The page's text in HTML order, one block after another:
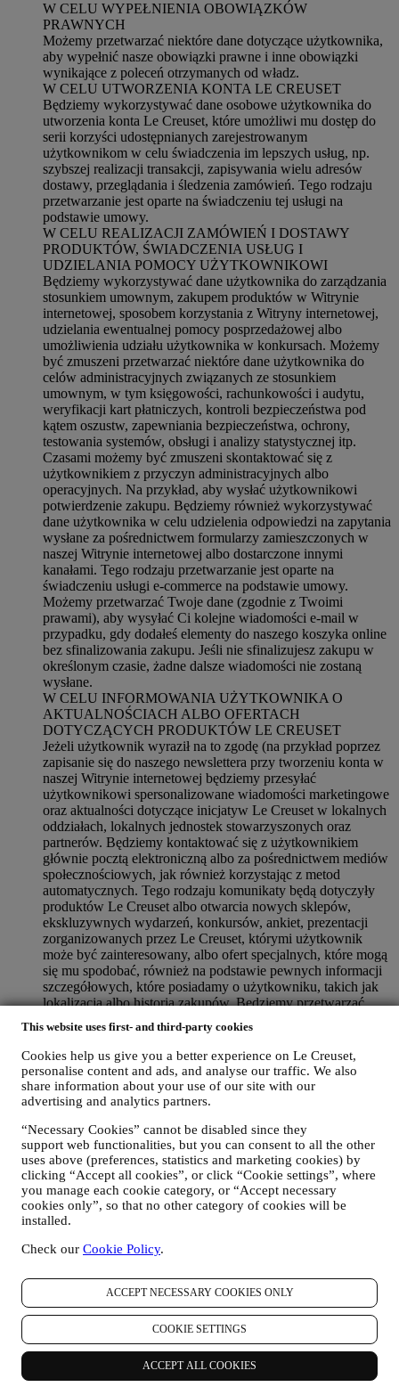
This website uses first- and third-party cookies
Cookies help us give you a better experience on Le Creuset,
personalise content and ads, and analyse our traffic. We also
share information about your use of our site with our
advertising and analytics partners.
“Necessary Cookies” cannot be disabled since they
support web functionalities, but you can consent to all the other
uses above (preferences, statistics and marketing cookies) by
clicking “Accept all cookies”, or click “Cookie settings”, where
you manage each cookie category, or “Accept necessary
cookies only”, so that no other category of cookies will be
installed.
Check our Cookie Policy.
ACCEPT NECESSARY COOKIES ONLY
COOKIE SETTINGS
ACCEPT ALL COOKIES
W CELU WYPEŁNIENIA OBOWIĄZKÓW
PRAWNYCH
Możemy przetwarzać niektóre dane dotyczące użytkownika,
aby wypełnić nasze obowiązki prawne i inne obowiązki
wynikające z poleceń otrzymanych od władz.
W CELU UTWORZENIA KONTA LE CREUSET
Będziemy wykorzystywać dane osobowe użytkownika do
utworzenia konta Le Creuset, które umożliwi mu dostęp do
serii korzyści udostępnianych zarejestrowanym
użytkownikom w celu świadczenia im lepszych usług, np.
szybszej realizacji transakcji, zapisywania wielu adresów
dostawy, przeglądania i śledzenia zamówień. Tego rodzaju
przetwarzanie jest oparte na świadczeniu tej usługi na
podstawie umowy.
W CELU REALIZACJI ZAMÓWIEŃ I DOSTAWY
PRODUKTÓW, ŚWIADCZENIA USŁUG I
UDZIELANIA POMOCY UŻYTKOWNIKOWI
Będziemy wykorzystywać dane użytkownika do zarządzania
stosunkiem umownym, zakupem produktów w Witrynie
internetowej, sposobem korzystania z Witryny internetowej,
udzielania ewentualnej pomocy posprzedażowej albo
umożliwienia udziału użytkownika w konkursach. Możemy
być zmuszeni przetwarzać niektóre dane użytkownika do
celów administracyjnych związanych ze stosunkiem
umownym, w tym księgowości, rachunkowości i audytu,
weryfikacji kart płatniczych, kontroli bezpieczeństwa pod
kątem oszustw, zapewniania bezpieczeństwa, ochrony,
testowania systemów, obsługi i analizy statystycznej itp.
Czasami możemy być zmuszeni skontaktować się z
użytkownikiem z przyczyn administracyjnych albo
operacyjnych. Na przykład, aby wysłać użytkownikowi
potwierdzenie zakupu. Będziemy również wykorzystywać
dane użytkownika w celu udzielenia odpowiedzi na zapytania
wysłane za pośrednictwem formularzy zamieszczonych w
naszej Witrynie internetowej albo dostarczone innymi
kanałami. Tego rodzaju przetwarzanie jest oparte na
świadczeniu usługi e-commerce na podstawie umowy.
Możemy przetwarzać Twoje dane (zgodnie z Twoimi
prawami), aby wysyłać Ci kolejne wiadomości e-mail w
przypadku, gdy dodałeś elementy do naszego koszyka online
bez sfinalizowania zakupu. Jeśli nie sfinalizujesz zakupu w
określonym czasie, żadne dalsze wiadomości nie zostaną
wysłane.
W CELU INFORMOWANIA UŻYTKOWNIKA O
AKTUALNOŚCIACH ALBO OFERTACH
DOTYCZĄCYCH PRODUKTÓW LE CREUSET
Jeżeli użytkownik wyraził na to zgodę (na przykład poprzez
zapisanie się do naszego newslettera przy tworzeniu konta w
naszej Witrynie internetowej będziemy przesyłać
użytkownikowi spersonalizowane wiadomości marketingowe
oraz aktualności dotyczące inicjatyw Le Creuset w lokalnych
oddziałach, lokalnych jednostek stowarzyszonych oraz
partnerów. Będziemy kontaktować się z użytkownikiem
głównie pocztą elektroniczną albo za pośrednictwem mediów
społecznościowych, jak również korzystając z metod
automatycznych. Tego rodzaju komunikaty będą dotyczyły
produktów Le Creuset albo otwarcia nowych sklepów,
ekskluzywnych wydarzeń, konkursów, ankiet, prezentacji
zorganizowanych przez Le Creuset, którymi użytkownik
może być zainteresowany, albo ofert specjalnych, które mogą
się mu spodobać, również na podstawie pewnych informacji
szczegółowych, które posiadamy o użytkowniku, takich jak
lokalizacja albo historia zakupów. Będziemy przetwarzać
zainteresowania. Umożliwia to nam personalizację
wiadomości kierowanych do użytkownika tak, aby były
bardziej adekwatne i interesujące. Nie przewiduje się żadnych
innych skutków. Gromadzimy również dane statystyczne
dotyczące otwierania wiadomości e-mail i kliknięć,
technologii (w tym technologię Piksela Śledzącego)
ułatwiających monitorowanie naszego newslettera Tego
rodzaju przetwarzanie odbywa się na podstawie zgody
użytkownika. Z opcji wyrażenia zgody można skorzystać w
sytuacjach, gdy dane osobowe są gromadzone, poprzez
zaznaczenie odpowiedniego pola albo jeżeli użytkownik
posiada konto Le Creuset za pośrednictwem zakładki Moje
konto w Witrynie internetowej. Rezygnacja: Użytkownik
może również w dowolnym momencie bezpłatnie zaprzestać
otrzymywania naszych aktualizacji, klikając przycisk
rezygnacji z subskrypcji znajdujący się na końcu każdego
newslettera. Jeśli użytkownik posiada konto Le Creuset, może
łatwo zarządzać swoimi preferencjami w zakresie marketingu.
kontaktując się z nami pod adresemprivacy@lecreuset.com
Przetworzymy rezygnację użytkownika jak najszybciej,